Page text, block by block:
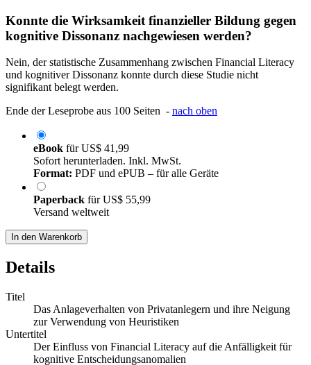
Konnte die Wirksamkeit finanzieller Bildung gegen
kognitive Dissonanz nachgewiesen werden?
Nein, der statistische Zusammenhang zwischen Financial Literacy
und kognitiver Dissonanz konnte durch diese Studie nicht
signifikant belegt werden.
Ende der Leseprobe aus 100 Seiten - nach oben
eBook fürUS$ 41,99
Sofort herunterladen. Inkl. MwSt.
Format: PDF und ePUB – für alle Geräte
Paperback fürUS$ 55,99
Versand weltweit
In den Warenkorb
Details
Titel
Das Anlageverhalten von Privatanlegern und ihre Neigung
zur Verwendung von Heuristiken
Untertitel
Der Einfluss von Financial Literacy auf die Anfälligkeit für
kognitive Entscheidungsanomalien